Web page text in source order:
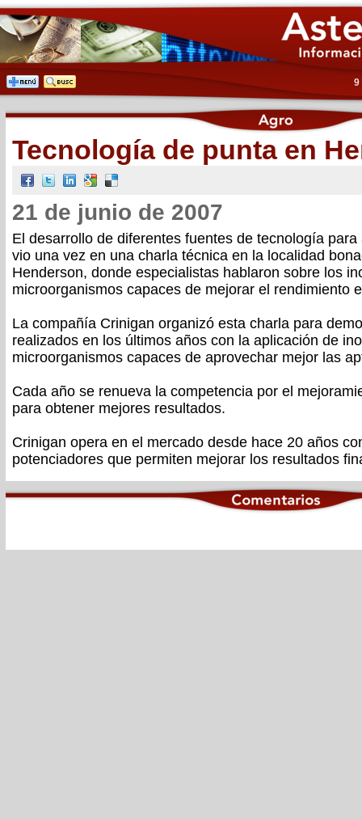
9
Tecnología de punta en
21 de junio de 2007
El desarrollo de diferentes fuentes de tecnología
vio una vez en una charla técnica en la localidad
Henderson, donde especialistas hablaron sobre los
microorganismos capaces de mejorar el rendimiento
La compañía Crinigan organizó esta charla para
realizados en los últimos años con la aplicación de
microorganismos capaces de aprovechar mejor las
Cada año se renueva la competencia por el
para obtener mejores resultados.
Crinigan opera en el mercado desde hace 20 años
potenciadores que permiten mejorar los resultados